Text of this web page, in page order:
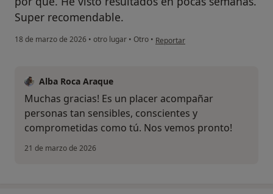
Super recomendable.
18 de marzo de 2026 • otro lugar • Otro • en opinión del usuario A.M.F.
Reportar
Alba Roca Araque
Muchas gracias! Es un placer acompañar
personas tan sensibles, conscientes y
comprometidas como tú. Nos vemos pronto!
21 de marzo de 2026